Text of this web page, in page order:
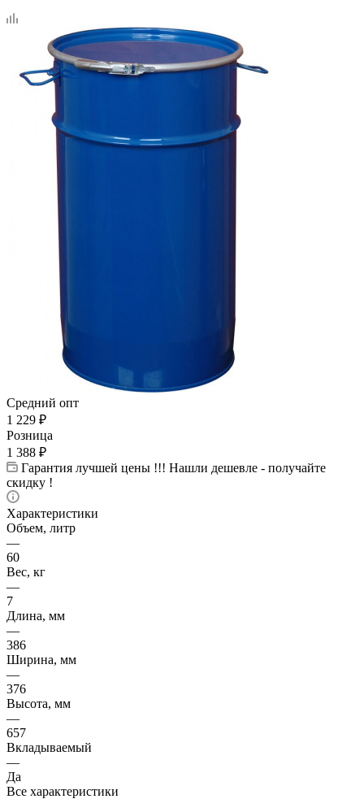
Средний опт
1 229 ₽
Розница
1 388 ₽
Гарантия лучшей цены !!! Нашли дешевле - получайте
скидку !
Характеристики
Объем, литр
—
60
Вес, кг
—
7
Длина, мм
—
386
Ширина, мм
—
376
Высота, мм
—
657
Вкладываемый
—
Да
Все характеристики